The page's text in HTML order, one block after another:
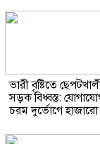
ভারী বৃষ্টিতে
সড়ক বিধ্বস্ত: যোগাযোগ
চরম দুর্ভোগে